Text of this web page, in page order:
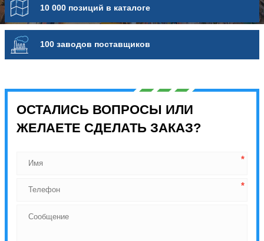
10 000 позиций в каталоге
100 заводов поставщиков
ОСТАЛИСЬ ВОПРОСЫ ИЛИ
ЖЕЛАЕТЕ СДЕЛАТЬ ЗАКАЗ?